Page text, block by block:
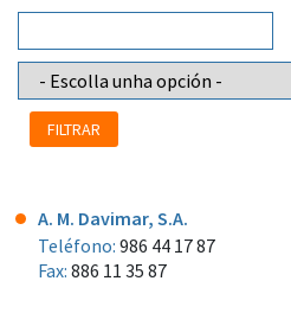
A. M. Davimar, S.A.
Teléfono: 986 44 17 87
Fax: 886 11 35 87